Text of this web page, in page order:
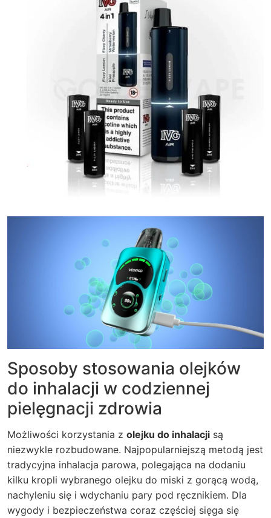
Sposoby stosowania olejków
do inhalacji w codziennej
pielęgnacji zdrowia
Możliwości korzystania z olejku do inhalacji są
niezwykle rozbudowane. Najpopularniejszą metodą jest
tradycyjna inhalacja parowa, polegająca na dodaniu
kilku kropli wybranego olejku do miski z gorącą wodą,
nachyleniu się i wdychaniu pary pod ręcznikiem. Dla
wygody i bezpieczeństwa coraz częściej sięga się